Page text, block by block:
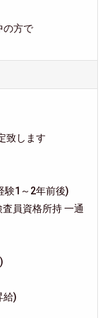
の方で
致します
験1～2年前後)
員資格所持 一通
給)